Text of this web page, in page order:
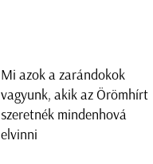
Mi azok a zarándokok
vagyunk, akik az Örömhírt
szeretnék mindenhová
elvinni